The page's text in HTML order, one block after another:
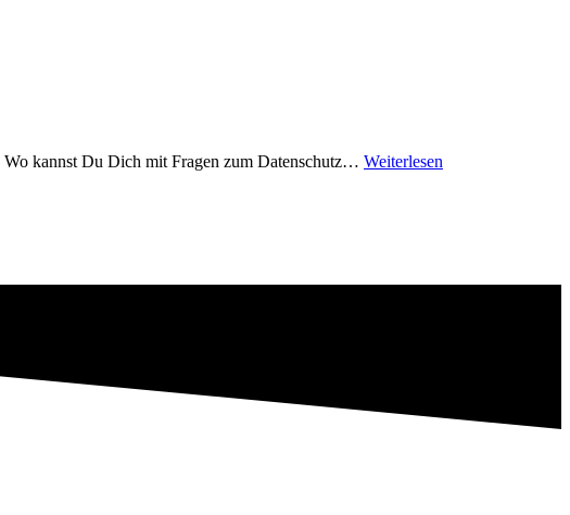
kannst Du Dich mit Fragen zum Datenschutz… Weiterlesen